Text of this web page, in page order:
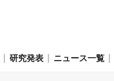
研究発表 ニュース一覧